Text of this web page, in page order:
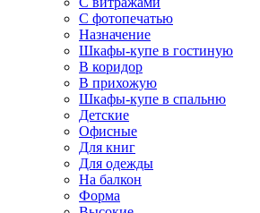
С фотопечатью
Назначение
Шкафы-купе в гостиную
В коридор
В прихожую
Шкафы-купе в спальню
Детские
Офисные
Для книг
Для одежды
На балкон
Форма